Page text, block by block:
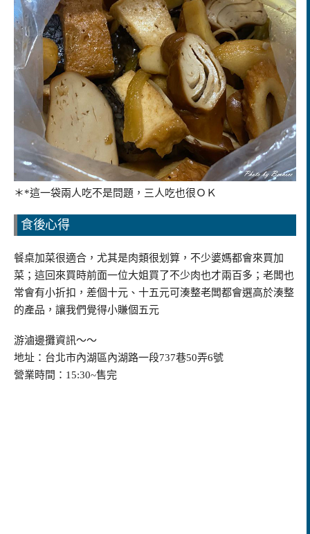
＊*這一袋兩人吃不是問題，三人吃也很ＯＫ
食後心得
餐桌加菜很適合，尤其是肉類很划算，不少婆媽都會來買加
菜；這回來買時前面一位大姐買了不少肉也才兩百多；老闆也
常會有小折扣，差個十元、十五元可湊整老闆都會選高於湊整
的產品，讓我們覺得小賺個五元
游滷邊攤資訊～～
地址：台北市內湖區內湖路一段737巷50弄6號
營業時間：15:30~售完